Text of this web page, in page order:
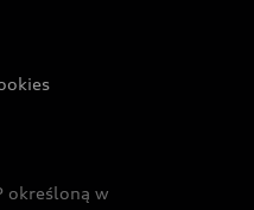
określoną w